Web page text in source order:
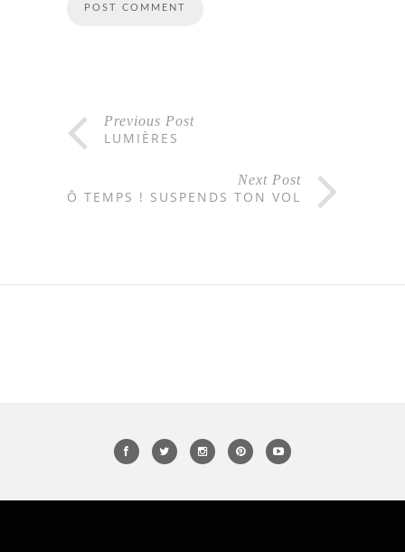
Previous Post
LUMIÈRES
Next Post
Ô TEMPS ! SUSPENDS TON VOL